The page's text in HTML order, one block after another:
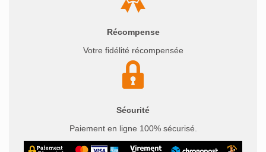
Récompense
Votre fidélité récompensée
Sécurité
Paiement en ligne 100% sécurisé.